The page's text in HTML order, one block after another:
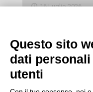
16 Luglio 2026
Esami di
cura della propria
16 Luglio 2026
Questo sito
dati
utenti